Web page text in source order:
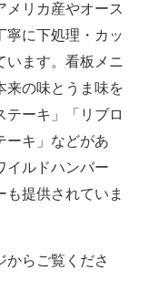
リカ産やオース
寧に下処理・カッ
います。看板メニ
来の味とうま味を
テーキ」「リブロ
ーキ」などがあ
イルドハンバー
も提供されていま
らご覧くださ